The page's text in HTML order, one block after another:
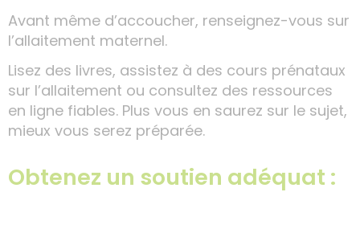
Avant même d’accoucher, renseignez-vous sur
l’allaitement maternel.
Lisez des livres, assistez à des cours prénataux
sur l’allaitement ou consultez des ressources
en ligne fiables. Plus vous en saurez sur le sujet,
mieux vous serez préparée.
Obtenez un soutien adéquat :